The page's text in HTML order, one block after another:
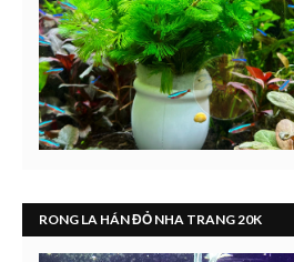
RONG LA HÁN ĐỎ NHA TRANG 20K